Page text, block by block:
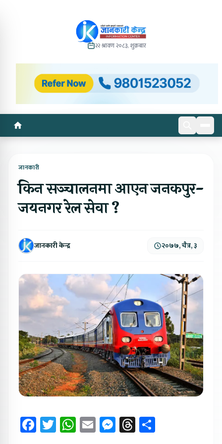
२२ श्रावण २०८३, शुक्रबार
जानकारी
किन सञ्चालनमा आएन जनकपुर-
जयनगर रेल सेवा ?
जानकारी केन्द्र २०७७, चैत्र, ३
Facebook
Twitter
WhatsApp
EmailMessenger
Threads